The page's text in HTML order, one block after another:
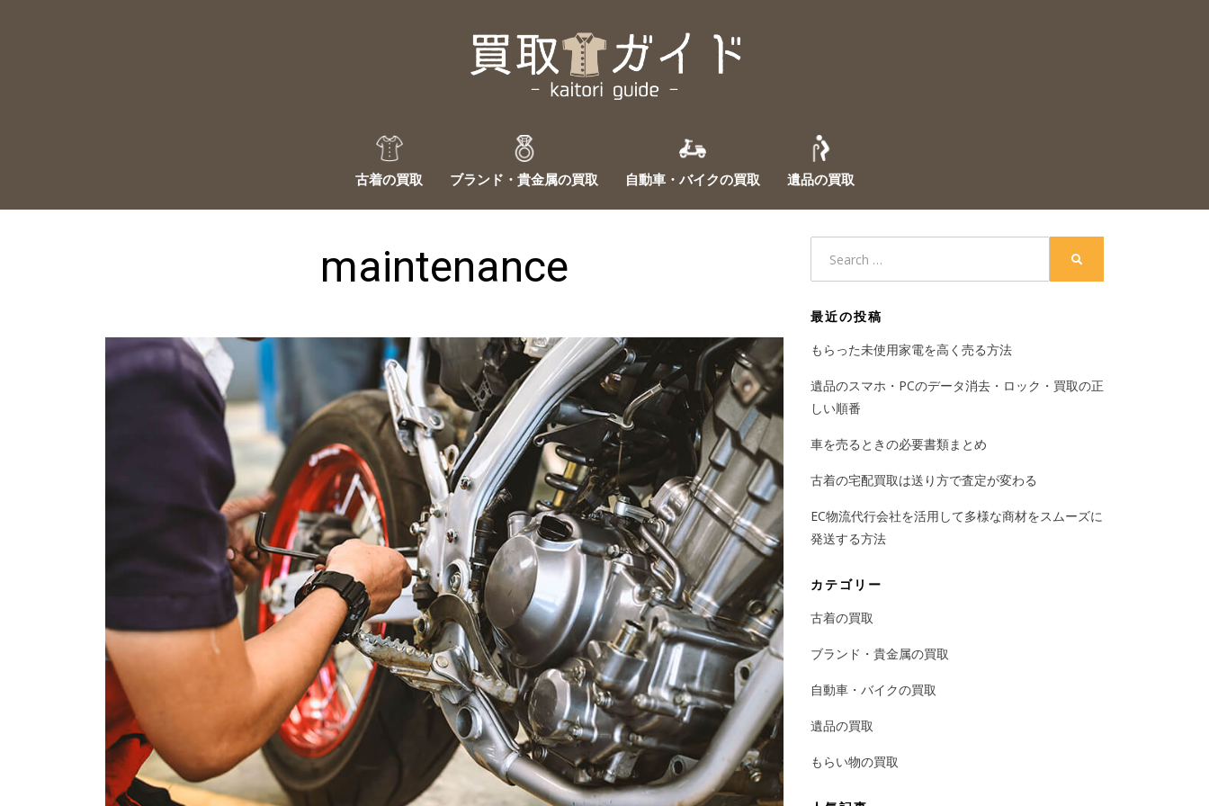
買取ガイド
古着の買取 ブランド・貴金属の買取 自動車・バイクの買取 遺品の買取
maintenance
最近の投稿
もらった未使用家電を高く売る方法
遺品のスマホ・PCのデータ消去・ロック・買取の正
しい順番
車を売るときの必要書類まとめ
古着の宅配買取は送り方で査定が変わる
EC物流代行会社を活用して多様な商材をスムーズに
発送する方法
カテゴリー
古着の買取
ブランド・貴金属の買取
自動車・バイクの買取
遺品の買取
もらい物の買取